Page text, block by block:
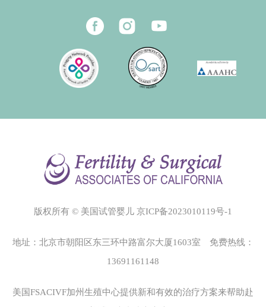
版权所有 © 美国试管婴儿 京ICP备2023010119号-1
地址：北京市朝阳区东三环中路富尔大厦1603室 免费热线：
13691161148
美国FSACIVF加州生殖中心提供新和有效的治疗方案来帮助赴